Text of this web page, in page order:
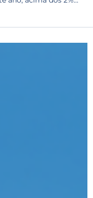
Mato Grosso, Mato
ano, acima dos 2%